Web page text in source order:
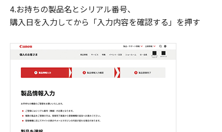
4.お持ちの製品名とシリアル番号、
購入日を入力してから「入力内容を確認する」を押す